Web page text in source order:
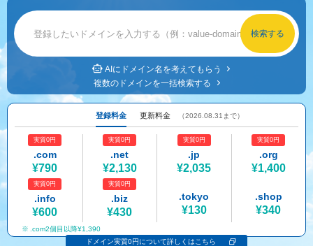
ドメイン価格一覧
.jpドメインオークション
NEW!
.jpドメインバックオーダー
プレミアムドメイン
人気ドメインの種類
WHOIS検索
バリューサーバー
XREA
Oneレンタルサーバー
Value Domain ネットde診断
SSL証明書
サービストップ
お得意様割引
紹介制度
バリュードメインAPI
ドメイン・ホスティングOEM
ドメインコンシェルジュ
facebook
x
サポート
マニュアル ライブチャット
お問い合わせ
従来のバリュードメインをご利用希望の方
ユーザー登録
従来のバリュードメインをご利用希望の方
AIにドメイン名を考えてもらう
複数のドメインを一括検索する
登録料金 更新料金 （2026.08.31まで）
実質0円
.com
¥790
実質0円
.net
¥2,130
実質0円
.jp
¥2,035
実質0円
.org
¥1,400
実質0円
.info
¥600
実質0円
.biz
¥430
.tokyo
¥130
.shop
¥340
.com2個目以降¥1,390
ドメイン実質0円について詳しくはこちら